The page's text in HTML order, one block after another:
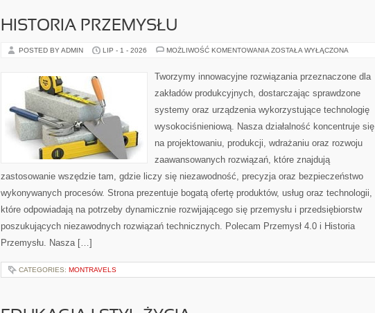
HISTORIA PRZEMYSŁU
POSTED BY ADMIN LIP - 1 - 2026 MOŻLIWOŚĆ KOMENTOWANIA HISTORIA
ZOSTAŁA WYŁĄCZONA
Tworzymy innowacyjne rozwiązania przeznaczone dla
zakładów produkcyjnych, dostarczając sprawdzone
systemy oraz urządzenia wykorzystujące technologię
wysokociśnieniową. Nasza działalność koncentruje się
na projektowaniu, produkcji, wdrażaniu oraz rozwoju
zaawansowanych rozwiązań, które znajdują
zastosowanie wszędzie tam, gdzie liczy się niezawodność, precyzja oraz bezpieczeństwo
wykonywanych procesów. Strona prezentuje bogatą ofertę produktów, usług oraz technologii,
które odpowiadają na potrzeby dynamicznie rozwijającego się przemysłu i przedsiębiorstw
poszukujących niezawodnych rozwiązań technicznych. Polecam Przemysł 4.0 i Historia
Przemysłu. Nasza […]
CATEGORIES: MONTRAVELS